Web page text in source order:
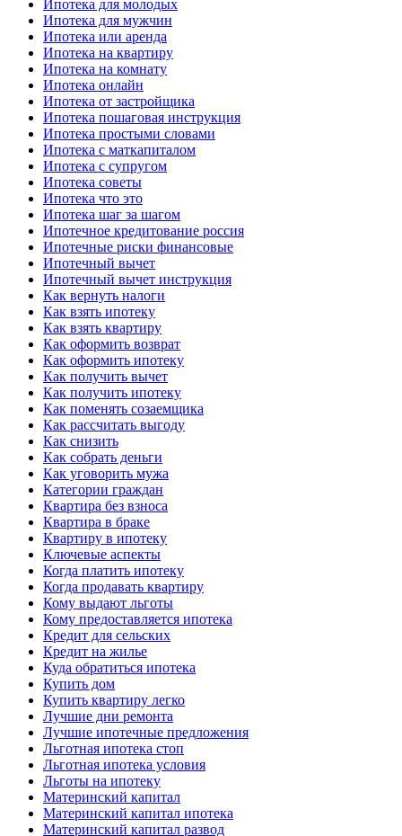
Ипотека для молодых
Ипотека для мужчин
Ипотека или аренда
Ипотека на квартиру
Ипотека на комнату
Ипотека онлайн
Ипотека от застройщика
Ипотека пошаговая инструкция
Ипотека простыми словами
Ипотека с маткапиталом
Ипотека с супругом
Ипотека советы
Ипотека что это
Ипотека шаг за шагом
Ипотечное кредитование россия
Ипотечные риски финансовые
Ипотечный вычет
Ипотечный вычет инструкция
Как вернуть налоги
Как взять ипотеку
Как взять квартиру
Как оформить возврат
Как оформить ипотеку
Как получить вычет
Как получить ипотеку
Как поменять созаемщика
Как рассчитать выгоду
Как снизить
Как собрать деньги
Как уговорить мужа
Категории граждан
Квартира без взноса
Квартира в браке
Квартиру в ипотеку
Ключевые аспекты
Когда платить ипотеку
Когда продавать квартиру
Кому выдают льготы
Кому предоставляется ипотека
Кредит для сельских
Кредит на жилье
Куда обратиться ипотека
Купить дом
Купить квартиру легко
Лучшие дни ремонта
Лучшие ипотечные предложения
Льготная ипотека стоп
Льготная ипотека условия
Льготы на ипотеку
Материнский капитал
Материнский капитал ипотека
Материнский капитал развод